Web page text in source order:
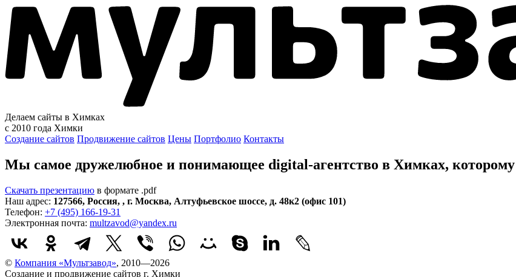
Делаем сайты в Химках
с 2010 года Химки
Создание сайтов Продвижение сайтов Цены Портфолио Контакты
Мы самое дружелюбное и понимающее digital-агентство в Химках, которому
Скачать презентацию в формате .pdf
Наш адрес: 127566, Россия, , г. Москва, Алтуфьевское шоссе, д. 48к2 (офис 101)
Телефон: +7 (495) 166-19-31
Электронная почта: multzavod@yandex.ru
© Компания «Мультзавод», 2010—2026
Создание и продвижение сайтов г. Химки